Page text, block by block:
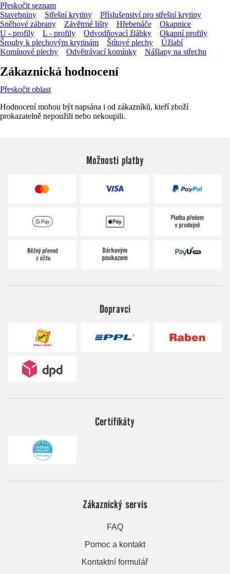
Přeskočit seznam
Stavebniny
Střešní krytiny
Příslušenství pro střešní krytiny
Sněhové zábrany
Závětrné lišty Hřebenáče
Okapnice
U - profily
L - profily Odvodňovací žlábky
Okapní profily
Šrouby k plechovým krytinám
Štítové plechy
Úžlabí
Komínové plechy
Odvětrávací komínky Nášlapy na střechu
Zákaznická hodnocení
Přeskočit oblast
Hodnocení mohou být napsána i od zákazníků, kteří zboží
prokazatelně nepoužili nebo nekoupili.
Možnosti platby
Dopravci
Certifikáty
Zákaznický servis
FAQ
Pomoc a kontakt
Kontaktní formulář